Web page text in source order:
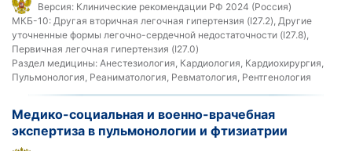
Версия: Клинические рекомендации РФ 2024 (Россия)
МКБ-10: Другая вторичная легочная гипертензия (I27.2), Другие
уточненные формы легочно-сердечной недостаточности (I27.8),
Первичная легочная гипертензия (I27.0)
Раздел медицины: Анестезиология, Кардиология, Кардиохирургия,
Пульмонология, Реаниматология, Ревматология, Рентгенология
Медико-социальная и военно-врачебная
экспертиза в пульмонологии и фтизиатрии